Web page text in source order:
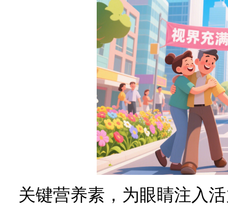
关键营养素，为眼睛注入